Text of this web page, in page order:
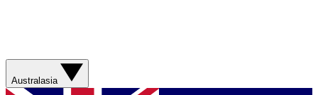
Australasia